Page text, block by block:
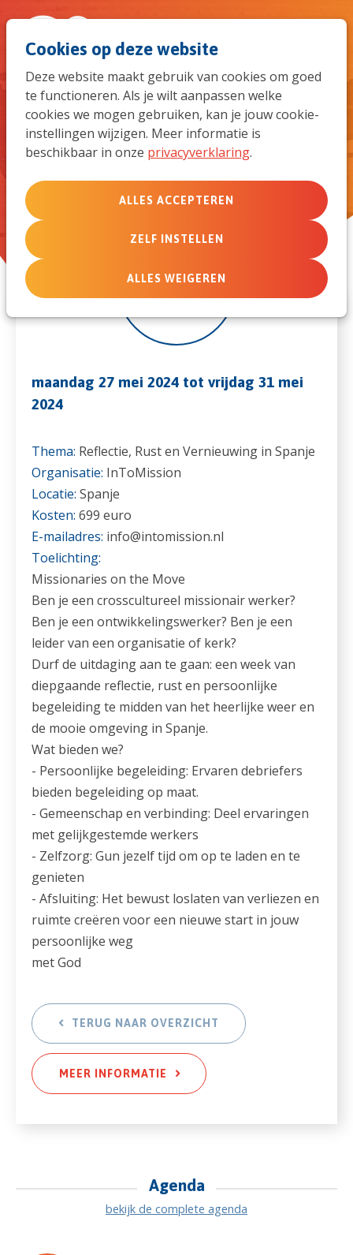
Cookies op deze website
Deze website maakt gebruik van cookies om goed
te functioneren. Als je wilt aanpassen welke
cookies we mogen gebruiken, kan je jouw cookie-
instellingen wijzigen. Meer informatie is
beschikbaar in onze privacyverklaring.
ALLES ACCEPTEREN
ZELF INSTELLEN
ALLES WEIGEREN
naar
de
Missionaries on the Move
27
mei
maandag 27 mei 2024 tot vrijdag 31 mei
2024
Thema: Reflectie, Rust en Vernieuwing in Spanje
Organisatie: InToMission
Locatie: Spanje
Kosten: 699 euro
E-mailadres: info@intomission.nl
Toelichting:
Missionaries on the Move
Ben je een crosscultureel missionair werker?
Ben je een ontwikkelingswerker? Ben je een
leider van een organisatie of kerk?
Durf de uitdaging aan te gaan: een week van
diepgaande reflectie, rust en persoonlijke
begeleiding te midden van het heerlijke weer en
de mooie omgeving in Spanje.
Wat bieden we?
- Persoonlijke begeleiding: Ervaren debriefers
bieden begeleiding op maat.
- Gemeenschap en verbinding: Deel ervaringen
met gelijkgestemde werkers
- Zelfzorg: Gun jezelf tijd om op te laden en te
genieten
- Afsluiting: Het bewust loslaten van verliezen en
ruimte creëren voor een nieuwe start in jouw
persoonlijke weg
met God
TERUG NAAR OVERZICHT
MEER INFORMATIE
Agenda
bekijk de complete agenda